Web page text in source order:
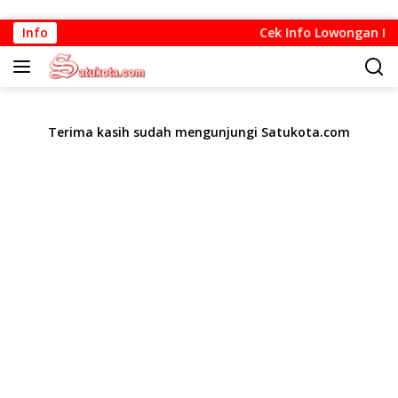
Langsung
ke
konten
Info Cek Info Lowongan
Terima kasih sudah mengunjungi Satukota.com